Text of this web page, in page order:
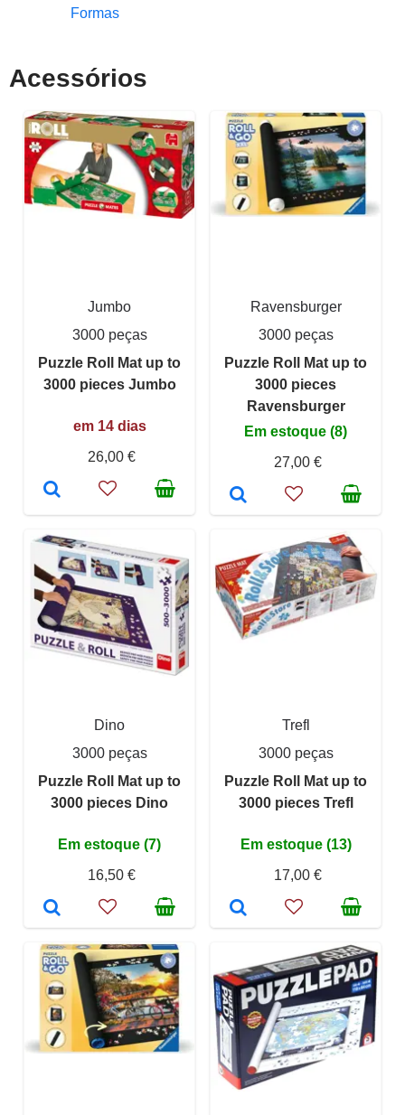
Formas
Acessórios
Jumbo
3000 peças
Puzzle Roll Mat up to
3000 pieces Jumbo
em 14 dias
26,00 €
Ravensburger
3000 peças
Puzzle Roll Mat up to
3000 pieces
Ravensburger
Em estoque (8)
27,00 €
Dino
3000 peças
Puzzle Roll Mat up to
3000 pieces Dino
Em estoque (7)
16,50 €
Trefl
3000 peças
Puzzle Roll Mat up to
3000 pieces Trefl
Em estoque (13)
17,00 €